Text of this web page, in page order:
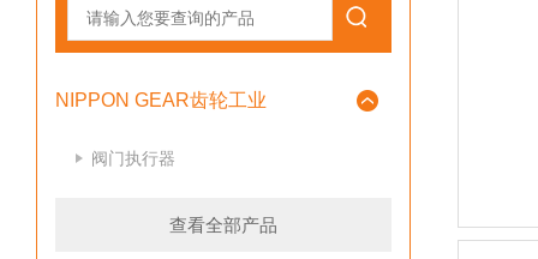
NIPPON GEAR齿轮工业
阀门执行器
查看全部产品